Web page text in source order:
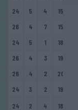
24 5 4 15
26 4 7 15
24 5 1 18
26 4 3 19
26 4 2 20
24 3 2 19
24 2 4 18